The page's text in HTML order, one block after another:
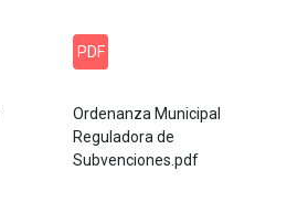
PDF
Ordenanza Municipal
Reguladora de
Subvenciones.pdf